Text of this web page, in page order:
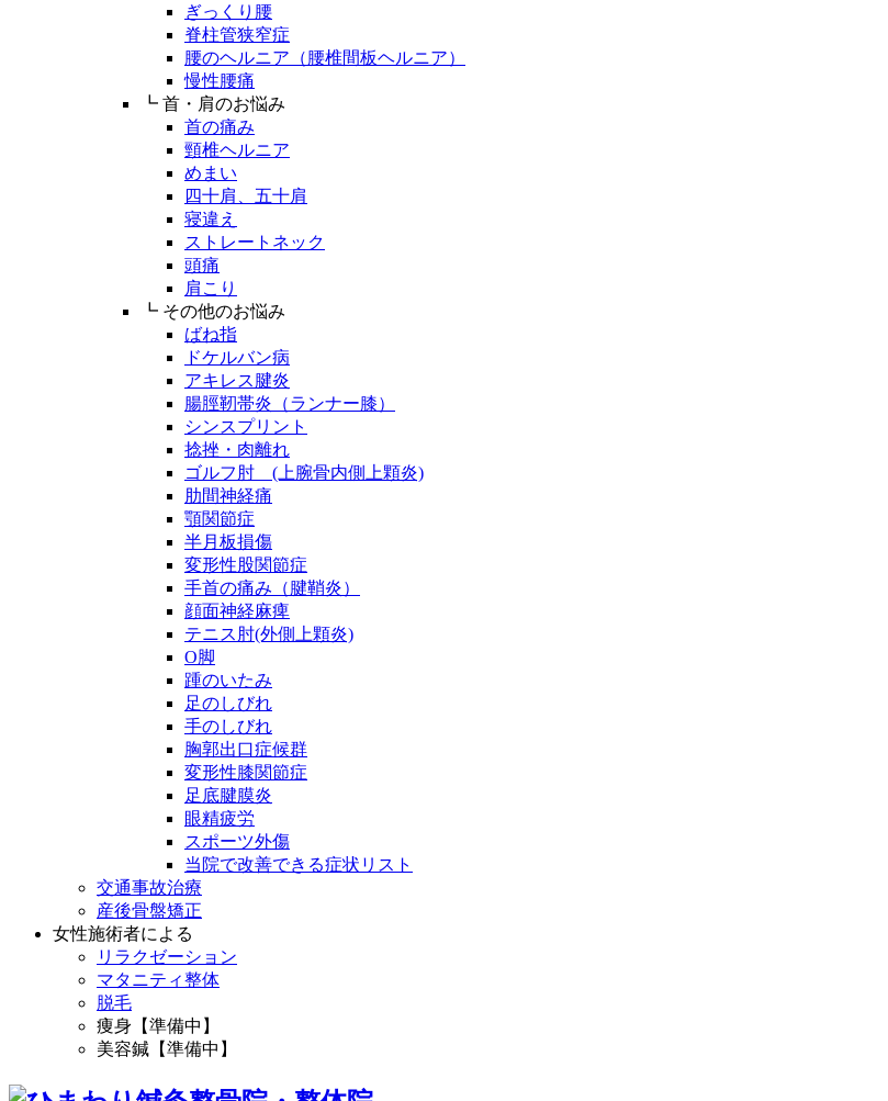
ぎっくり腰
脊柱管狭窄症
腰のヘルニア（腰椎間板ヘルニア）
慢性腰痛
┗ 首・肩のお悩み
首の痛み
頸椎ヘルニア
めまい
四十肩、五十肩
寝違え
ストレートネック
頭痛
肩こり
┗ その他のお悩み
ばね指
ドケルバン病
アキレス腱炎
腸脛靭帯炎（ランナー膝）
シンスプリント
捻挫・肉離れ
ゴルフ肘 (上腕骨内側上顆炎)
肋間神経痛
顎関節症
半月板損傷
変形性股関節症
手首の痛み（腱鞘炎）
顔面神経麻痺
テニス肘(外側上顆炎)
O脚
踵のいたみ
足のしびれ
手のしびれ
胸郭出口症候群
変形性膝関節症
足底腱膜炎
眼精疲労
スポーツ外傷
当院で改善できる症状リスト
交通事故治療
産後骨盤矯正
女性施術者による
リラクゼーション
マタニティ整体
脱毛
痩身【準備中】
美容鍼【準備中】